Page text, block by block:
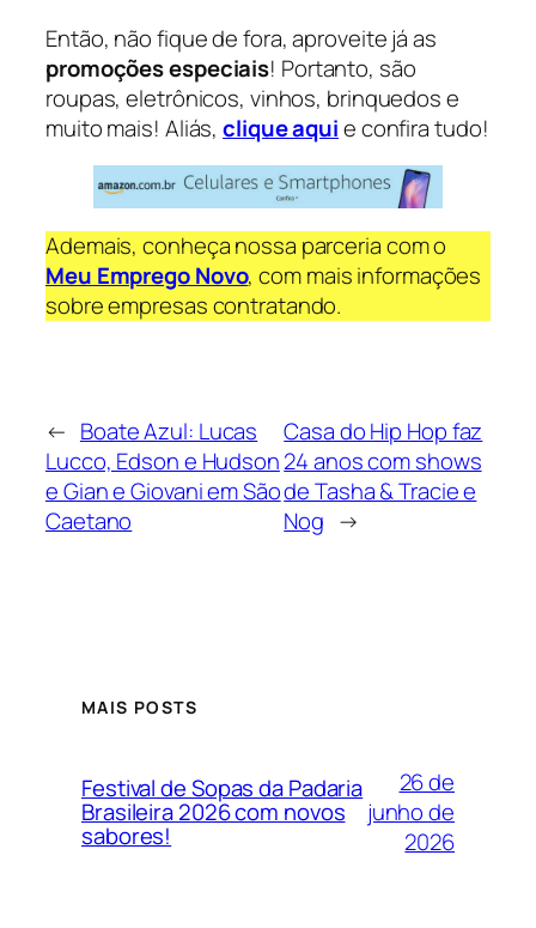
Então, não fique de fora, aproveite já as
promoções especiais! Portanto, são
roupas, eletrônicos, vinhos, brinquedos e
muito mais! Aliás,clique aquie confira tudo!
Ademais, conheça nossa parceria com o
Meu Emprego Novo, com mais informações
sobre empresas contratando.
← Boate Azul: Lucas
Lucco, Edson e Hudson
e Gian e Giovani em São
Caetano
Casa do Hip Hop faz
24 anos com shows
de Tasha & Tracie e
Nog →
MAIS POSTS
Festival de Sopas da Padaria
Brasileira 2026 com novos
sabores!
26 de
junho de
2026